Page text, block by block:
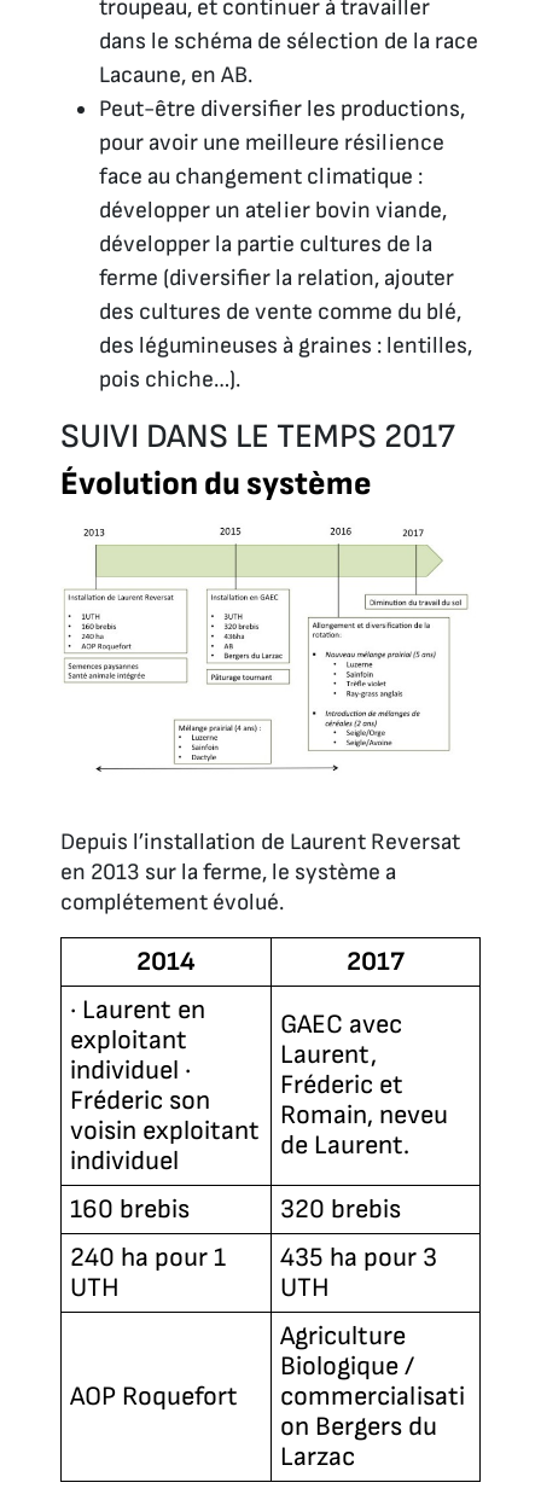
troupeau, et continuer à travailler
dans le schéma de sélection de la race
Lacaune, en AB.
Peut-être diversifier les productions,
pour avoir une meilleure résilience
face au changement climatique :
développer un atelier bovin viande,
développer la partie cultures de la
ferme (diversifier la relation, ajouter
des cultures de vente comme du blé,
des légumineuses à graines : lentilles,
pois chiche…).
SUIVI DANS LE TEMPS 2017
Évolution du système
Depuis l’installation de Laurent Reversat
en 2013 sur la ferme, le système a
complétement évolué.
2014
2017
· Laurent en
exploitant
individuel ·
Fréderic son
voisin exploitant
individuel
GAEC avec
Laurent,
Fréderic et
Romain, neveu
de Laurent.
160 brebis
320 brebis
240 ha pour 1
UTH
435 ha pour 3
UTH
AOP Roquefort
Agriculture
Biologique /
commercialisati
on Bergers du
Larzac